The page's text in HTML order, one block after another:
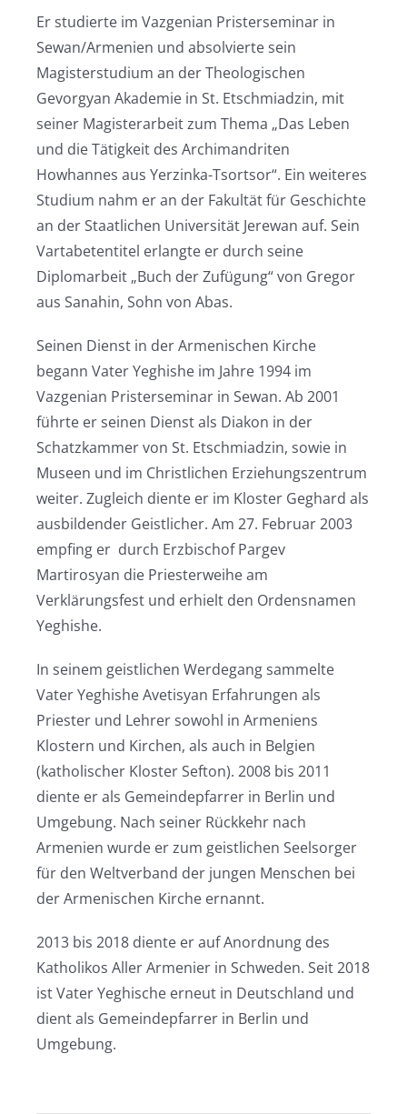
Er studierte im Vazgenian Pristerseminar in
Sewan/Armenien und absolvierte sein
Magisterstudium an der Theologischen
Gevorgyan Akademie in St. Etschmiadzin, mit
seiner Magisterarbeit zum Thema „Das Leben
und die Tätigkeit des Archimandriten
Howhannes aus Yerzinka-Tsortsor“. Ein weiteres
Studium nahm er an der Fakultät für Geschichte
an der Staatlichen Universität Jerewan auf. Sein
Vartabetentitel erlangte er durch seine
Diplomarbeit „Buch der Zufügung“ von Gregor
aus Sanahin, Sohn von Abas.
Seinen Dienst in der Armenischen Kirche
begann Vater Yeghishe im Jahre 1994 im
Vazgenian Pristerseminar in Sewan. Ab 2001
führte er seinen Dienst als Diakon in der
Schatzkammer von St. Etschmiadzin, sowie in
Museen und im Christlichen Erziehungszentrum
weiter. Zugleich diente er im Kloster Geghard als
ausbildender Geistlicher. Am 27. Februar 2003
empfing er durch Erzbischof Pargev
Martirosyan die Priesterweihe am
Verklärungsfest und erhielt den Ordensnamen
Yeghishe.
In seinem geistlichen Werdegang sammelte
Vater Yeghishe Avetisyan Erfahrungen als
Priester und Lehrer sowohl in Armeniens
Klostern und Kirchen, als auch in Belgien
(katholischer Kloster Sefton). 2008 bis 2011
diente er als Gemeindepfarrer in Berlin und
Umgebung. Nach seiner Rückkehr nach
Armenien wurde er zum geistlichen Seelsorger
für den Weltverband der jungen Menschen bei
der Armenischen Kirche ernannt.
2013 bis 2018 diente er auf Anordnung des
Katholikos Aller Armenier in Schweden. Seit 2018
ist Vater Yeghische erneut in Deutschland und
dient als Gemeindepfarrer in Berlin und
Umgebung.